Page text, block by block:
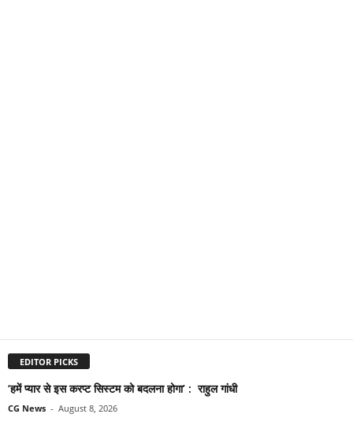
EDITOR PICKS
‘हमें प्यार से इस करप्ट सिस्टम को बदलना होगा’ : राहुल गांधी
CG News - August 8, 2026